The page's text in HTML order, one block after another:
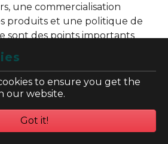
to ensure you get the
our website.
Got it!
une commercialisation
produits et une politique de
sont des points importants
réussie de la diversité
donné un aperçu de la
dans les forêts allemandes. En
forêts sont constituées de
d'arbres, qui peuvent